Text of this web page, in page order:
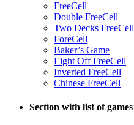
FreeCell
Double FreeCell
Two Decks FreeCell
ForeCell
Baker’s Game
Eight Off FreeCell
Inverted FreeCell
Chinese FreeCell
Section with list of games